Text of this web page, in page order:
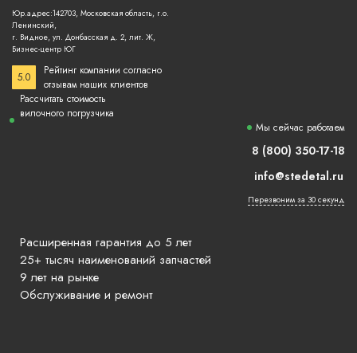
Юр.адрес:142703, Московская область, г.о.
Ленинский,
г. Видное, ул. Донбасская д. 2, лит. Ж,
Бизнес-центр ЮГ
5.0
Рейтинг компании согласно
отзывам наших клиентов
Рассчитать стоимость
вилочного погрузчика
Мы сейчас работаем
8 (800) 350-17-18
info@stedetal.ru
Перезвоним за 30 секунд
Расширенная гарантия до 5 лет
25+ тысяч наименований запчастей
9 лет на рынке
Обслуживание и ремонт